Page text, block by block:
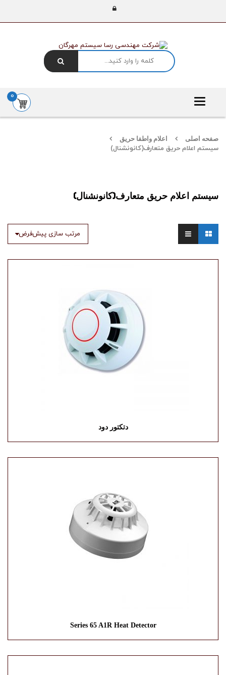
Toggle
0
صفحه اصلی اعلام واطفا حریق
سیستم اعلام حریق متعارف(کانونشنال)
سیستم اعلام حریق متعارف(کانونشنال)
مرتب سازی پیش‌فرض
دتکتور دود
Series 65 A1R Heat Detector